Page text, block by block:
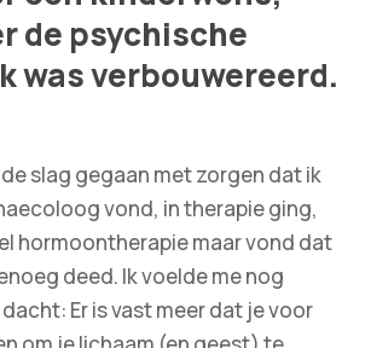
de psychische
was verbouwereerd.
slag gegaan met zorgen dat ik
vond, in therapie ging,
hormoontherapie maar vond dat
deed. Ik voelde me nog
Er is vast meer dat je voor